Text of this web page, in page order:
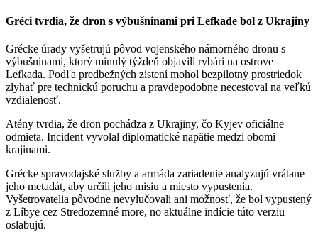
Gréci tvrdia, že dron s výbušninami pri Lefkade bol z Ukrajiny
Grécke úrady vyšetrujú pôvod vojenského námorného dronu s
výbušninami, ktorý minulý týždeň objavili rybári na ostrove
Lefkada. Podľa predbežných zistení mohol bezpilotný prostriedok
zlyhať pre technickú poruchu a pravdepodobne necestoval na veľkú
vzdialenosť.
Atény tvrdia, že dron pochádza z Ukrajiny, čo Kyjev oficiálne
odmieta. Incident vyvolal diplomatické napätie medzi obomi
krajinami.
Grécke spravodajské služby a armáda zariadenie analyzujú vrátane
jeho metadát, aby určili jeho misiu a miesto vypustenia.
Vyšetrovatelia pôvodne nevylučovali ani možnosť, že bol vypustený
z Líbye cez Stredozemné more, no aktuálne indície túto verziu
oslabujú.